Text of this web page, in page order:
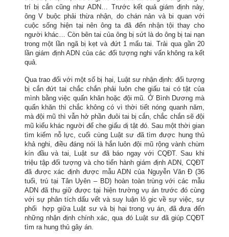
trí bị cắn cũng như ADN… Trước kết quả giám định này,
ông V buộc phải thừa nhận, do chán nản và bi quan với
cuộc sống hiện tại nên ông ta đã đến nhận tội thay cho
người khác… Còn bên tai của ông bị sứt là do ông bị tai nạn
trong một lần ngã bị kẹt và đứt 1 mẩu tai. Trải qua gần 20
lần giám định ADN của các đối tượng nghi vấn không ra kết
quả.
Qua trao đổi với một số bị hại, Luật sư nhận định: đối tượng
bị cắn đứt tai chắc chắn phải luôn che giấu tai có tật của
mình bằng việc quấn khăn hoặc đội mũ. Ở Bình Dương mà
quấn khăn thì chắc không có vì thời tiết nóng quanh năm,
mà đội mũ thì vẫn hở phần đuôi tai bị cắn, chắc chắn sẽ đội
mũ kiểu khác người để che giấu dị tật đó. Sau một thời gian
tìm kiếm nỗ lực, cuối cùng Luật sư đã tìm được hung thủ
khả nghi, điều đáng nói là hắn luôn đội mũ rộng vành chùm
kín đầu và tai, Luật sư đã báo ngay với CQĐT. Sau khi
triệu tập đối tượng và cho tiến hành giám định ADN, CQĐT
đã được xác định được mẫu ADN của Nguyễn Văn Đ (36
tuổi, trú tại Tân Uyên – BD) hoàn toàn trùng với các mẫu
ADN đã thu giữ được tại hiện trường vụ án trước đó cùng
với sự phân tích dấu vết và suy luận lô gic về sự việc, sự
phối hợp giữa Luật sư và bị hại trong vụ án, đã đưa đến
những nhận định chính xác, qua đó Luật sư đã giúp CQĐT
tìm ra hung thủ gây án.